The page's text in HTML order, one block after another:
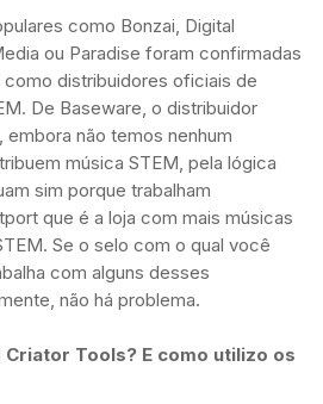
como Bonzai, Digital
ou Paradise foram confirmadas
distribuidores oficiais de
De Baseware, o distribuidor
não temos nenhum
música STEM, pela lógica
sim porque trabalham
que é a loja com mais músicas
Se o selo com o qual você
com alguns desses
não há problema.
Criator Tools? E como utilizo os